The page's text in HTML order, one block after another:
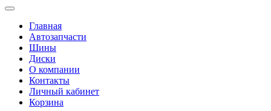
Главная
Автозапчасти
Шины
Диски
О компании
Контакты
Личный кабинет
Корзина